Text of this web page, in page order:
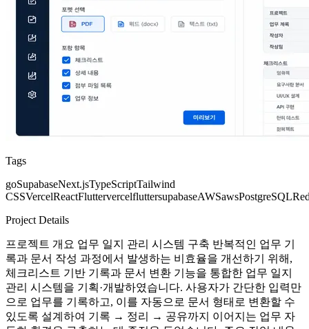
Tags
goSupabaseNext.jsTypeScriptTailwind
CSSVercelReactFluttervercelfluttersupabaseAWSawsPostgreSQL
Project Details
프로젝트 개요 업무 일지 관리 시스템 구축 반복적인 업무 기
록과 문서 작성 과정에서 발생하는 비효율을 개선하기 위해,
체크리스트 기반 기록과 문서 변환 기능을 통합한 업무 일지
관리 시스템을 기획·개발하였습니다. 사용자가 간단한 입력만
으로 업무를 기록하고, 이를 자동으로 문서 형태로 변환할 수
있도록 설계하여 기록 → 정리 → 공유까지 이어지는 업무 자